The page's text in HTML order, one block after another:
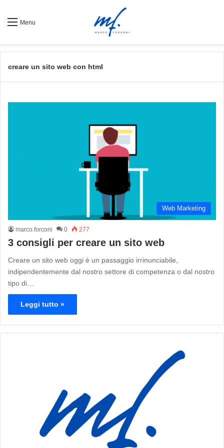
Menu
creare un sito web con html
Web Marketing
marco.forconi 0 277
3 consigli per creare un sito web
Creare un sito web oggi è un passaggio irrinunciabile,
indipendentemente dal nostro settore di competenza o dal nostro
tipo di…
Leggi tutto »